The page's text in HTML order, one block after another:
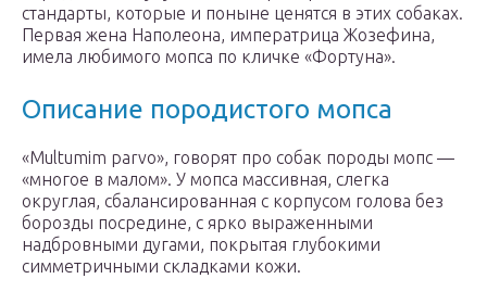
стандарты, которые и поныне ценятся в этих собаках.
Первая жена Наполеона, императрица Жозефина,
имела любимого мопса по кличке «Фортуна».
Описание породистого мопса
«Multumim parvo», говорят про собак породы мопс —
«многое в малом». У мопса массивная, слегка
округлая, сбалансированная с корпусом голова без
борозды посредине, с ярко выраженными
надбровными дугами, покрытая глубокими
симметричными складками кожи.